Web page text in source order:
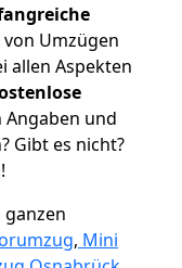
Umzügen
allen Aspekten
Angaben und
Gibt es nicht?
, Mini